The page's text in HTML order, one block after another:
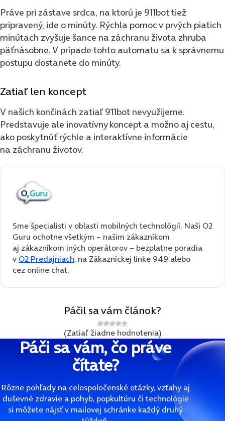
Práve pri zástave srdca, na ktorú je 911bot tiež
pripravený, ide o minúty. Rýchla pomoc v prvých piatich
minútach zvyšuje šance na záchranu života zhruba
päťnásobne. V prípade tohto automatu sa k správnemu
postupu dostanete do minúty.
Zatiaľ len koncept
V našich končinách zatiaľ 911bot nevyužijeme.
Predstavuje ale inovatívny koncept a možno aj cestu,
ako poskytnúť rýchle a interaktívne informácie
na záchranu životov.
Sme špecialisti v oblasti mobilných technológií. Naši O2
Guru ochotne všetkým – našim zákazníkom
aj zákazníkom iných operátorov – bezplatne poradia
v O2 Predajniach, na Zákazníckej linke 949 alebo
cez online chat.
Páčil sa vám článok?
(Zatiaľ žiadne hodnotenia)
Páči sa vám, čo práve
čítate?
Rôzne pohľady na celospoločenské otázky, vzťahy aj
duševné zdravie a pohyb, popkultúru či technológie
si môžete nájsť v mailovej schránke každý druhý